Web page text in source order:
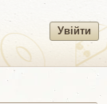
Увійти